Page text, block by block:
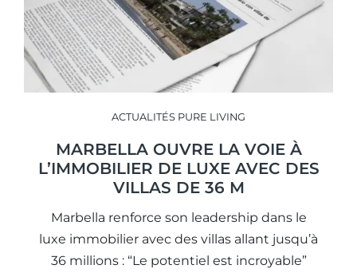
ACTUALITÉS PURE LIVING
MARBELLA OUVRE LA VOIE À
L’IMMOBILIER DE LUXE AVEC DES
VILLAS DE 36 M
Marbella renforce son leadership dans le
luxe immobilier avec des villas allant jusqu’à
36 millions : “Le potentiel est incroyable”